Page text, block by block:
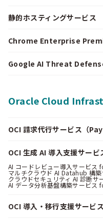
静的ホスティングサービス
Chrome Enterprise
Google AI Threat
Oracle Cloud
OCI 請求代行サービス（Pay
OCI 生成 AI 導入支援サービ
AI コードレビュー導入サービス
マルチクラウド AI Datahub 構
クラウドセキュリティ AI 診断サ
AI データ分析基盤構築サービス
OCI 導入・移行支援サービス